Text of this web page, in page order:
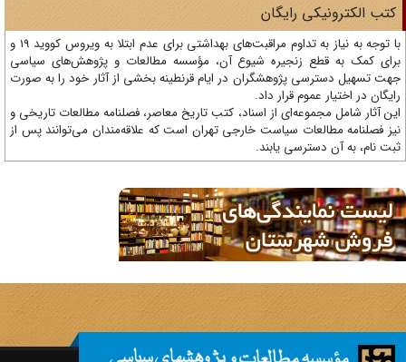
الکترونیکی رایگان
با توجه به نیاز به تداوم مراقبت‌های بهداشتی برای عدم ابتلا به ویروس کووید 19 و
کمک به قطع زنجیره شیوع آن، مؤسسه مطالعات و پژوهش‌های سیاسی
تسهیل دسترسی پژوهشگران در ایام قرنطینه بخشی از آثار خود را به صورت
در اختیار عموم قرار داد.
آثار شامل مجموعه‌ای از اسناد، کتب تاریخ معاصر، فصلنامه‌ مطالعات تاریخی و
فصلنامه مطالعات سیاست خارجی تهران است که علاقه‌مندان می‌توانند پس از
نام، به آن دسترسی یابند.